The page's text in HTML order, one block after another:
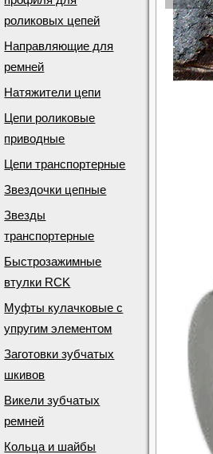
роликовых цепей
Направляющие для
ремней
Натяжители цепи
Цепи роликовые
приводные
Цепи транспортерные
Звездочки цепные
Звезды
транспортерные
Быстрозажимные
втулки RCK
Муфты кулачковые с
упругим элементом
Заготовки зубчатых
шкивов
Викели зубчатых
ремней
Кольца и шайбы